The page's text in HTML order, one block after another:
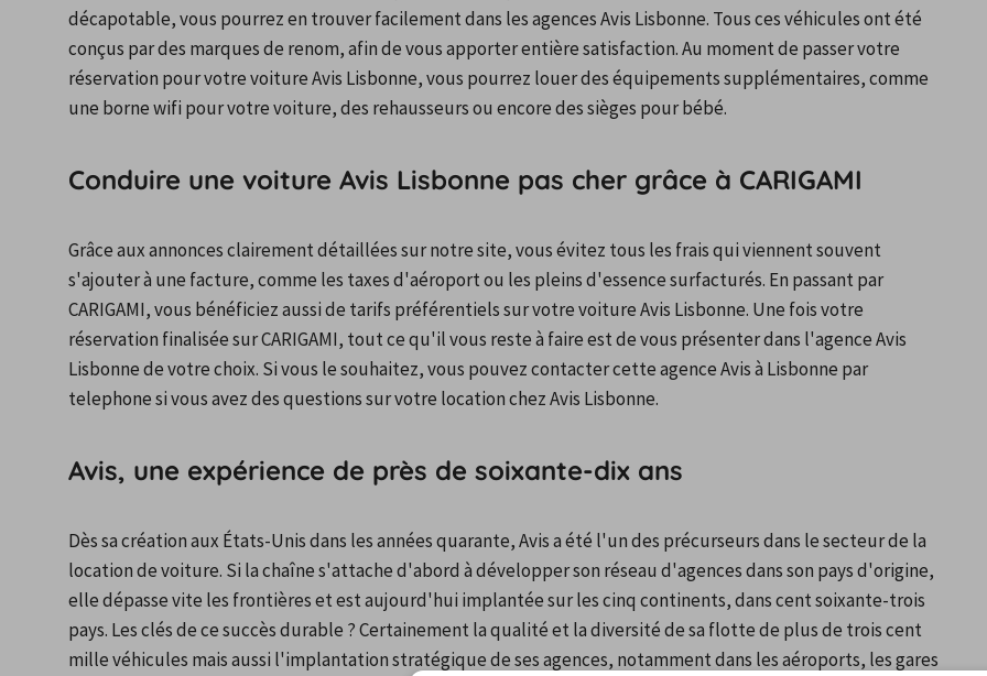
décapotable, vous pourrez en trouver facilement dans les agences Avis Lisbonne. Tous ces véhicules ont été
conçus par des marques de renom, afin de vous apporter entière satisfaction. Au moment de passer votre
réservation pour votre voiture Avis Lisbonne, vous pourrez louer des équipements supplémentaires, comme
une borne wifi pour votre voiture, des rehausseurs ou encore des sièges pour bébé.
Conduire une voiture Avis Lisbonne pas cher grâce à CARIGAMI
Grâce aux annonces clairement détaillées sur notre site, vous évitez tous les frais qui viennent souvent
s'ajouter à une facture, comme les taxes d'aéroport ou les pleins d'essence surfacturés. En passant par
CARIGAMI, vous bénéficiez aussi de tarifs préférentiels sur votre voiture Avis Lisbonne. Une fois votre
réservation finalisée sur CARIGAMI, tout ce qu'il vous reste à faire est de vous présenter dans l'agence Avis
Lisbonne de votre choix. Si vous le souhaitez, vous pouvez contacter cette agence Avis à Lisbonne par
telephone si vous avez des questions sur votre location chez Avis Lisbonne.
Avis, une expérience de près de soixante-dix ans
Dès sa création aux États-Unis dans les années quarante, Avis a été l'un des précurseurs dans le secteur de la
location de voiture. Si la chaîne s'attache d'abord à développer son réseau d'agences dans son pays d'origine,
elle dépasse vite les frontières et est aujourd'hui implantée sur les cinq continents, dans cent soixante-trois
pays. Les clés de ce succès durable ? Certainement la qualité et la diversité de sa flotte de plus de trois cent
mille véhicules mais aussi l'implantation stratégique de ses agences, notamment dans les aéroports, les gares